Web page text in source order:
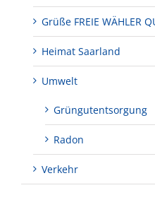
Grüße FREIE WÄHLER
Heimat Saarland
Umwelt
Grüngutentsorgung
Radon
Verkehr